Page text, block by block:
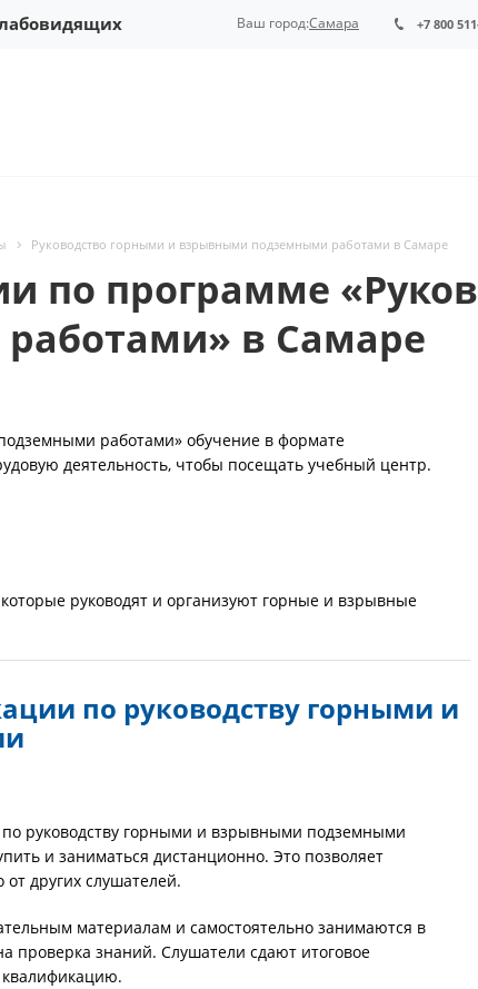
+7 800
Ваш город:Самара
Руководство горными и взрывными подземными работами в Самаре
по программе
в Самаре
работами» обучение в формате
деятельность, чтобы посещать учебный центр.
руководят и организуют горные и взрывные
по руководству горными и
руководству горными и взрывными подземными
и заниматься дистанционно. Это позволяет
других слушателей.
материалам и самостоятельно занимаются в
проверка знаний. Слушатели сдают итоговое
квалификацию.